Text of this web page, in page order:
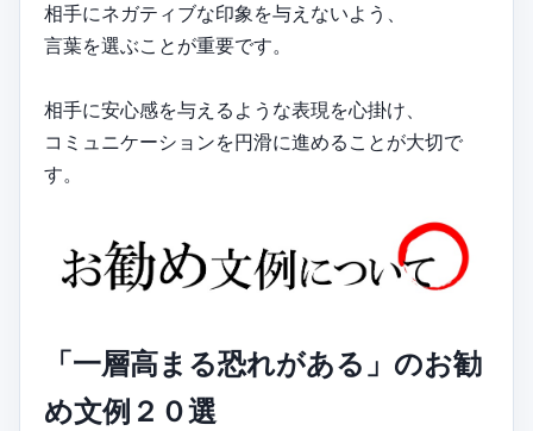
相手にネガティブな印象を与えないよう、
言葉を選ぶことが重要です。
相手に安心感を与えるような表現を心掛け、
コミュニケーションを円滑に進めることが大切で
す。
「一層高まる恐れがある」のお勧
め文例２０選